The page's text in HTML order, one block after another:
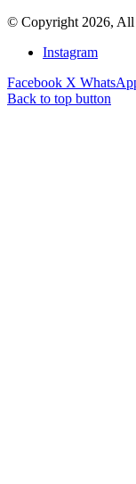
© Copyright 2026, All
Instagram
Facebook X
Back to top button